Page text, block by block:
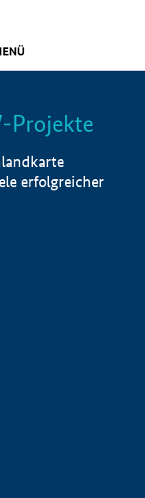
Info
Projekte
erfolgreicher